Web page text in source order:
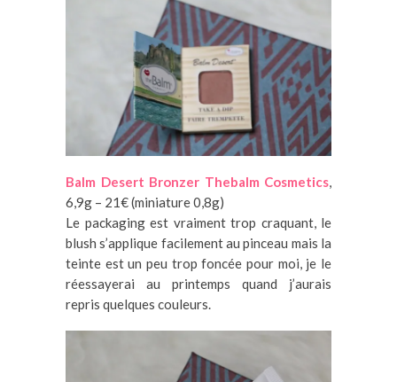
Balm Desert Bronzer Thebalm Cosmetics,
6,9g – 21€ (miniature 0,8g)
Le packaging est vraiment trop craquant, le
blush s’applique facilement au pinceau mais la
teinte est un peu trop foncée pour moi, je le
réessayerai au printemps quand j’aurais
repris quelques couleurs.